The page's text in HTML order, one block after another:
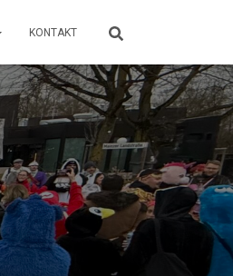
KONTAKT